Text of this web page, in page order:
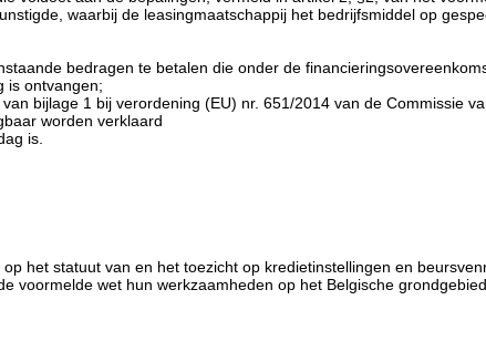
waarbij de leasingmaatschappij het bedrijfsmiddel op
bedragen te betalen die onder de
is ontvangen;
bijlage 1 bij verordening (EU) nr. 651/2014 van de Commissie
worden verklaard
is.
het statuut van en het toezicht op kredietinstellingen en
voormelde wet hun werkzaamheden op het Belgische